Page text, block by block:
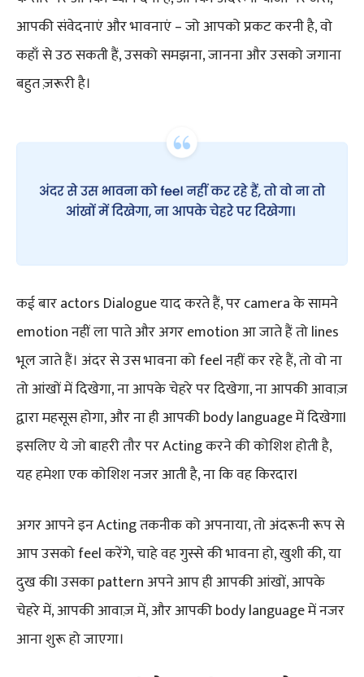
आपकी संवेदनाएं और भावनाएं – जो आपको प्रकट करनी है, वो
कहाँ से उठ सकती हैं, उसको समझना, जानना और उसको जगाना
बहुत ज़रूरी है।
कई बार actors Dialogue याद करते हैं, पर camera के सामने
emotion नहीं ला पाते और अगर emotion आ जाते हैं तो lines
भूल जाते हैं। अंदर से उस भावना को feel नहीं कर रहे हैं, तो वो ना
तो आंखों में दिखेगा, ना आपके चेहरे पर दिखेगा, ना आपकी आवाज़
द्वारा महसूस होगा, और ना ही आपकी body language में दिखेगाI
इसलिए ये जो बाहरी तौर पर Acting करने की कोशिश होती है,
यह हमेशा एक कोशिश नजर आती है, ना कि वह किरदारI
अगर आपने इन Acting तकनीक को अपनाया, तो अंदरूनी रूप से
आप उसको feel करेंगे, चाहे वह गुस्से की भावना हो, खुशी की, या
दुख कीI उसका pattern अपने आप ही आपकी आंखों, आपके
चेहरे में, आपकी आवाज़ में, और आपकी body language में नजर
आना शुरू हो जाएगा।